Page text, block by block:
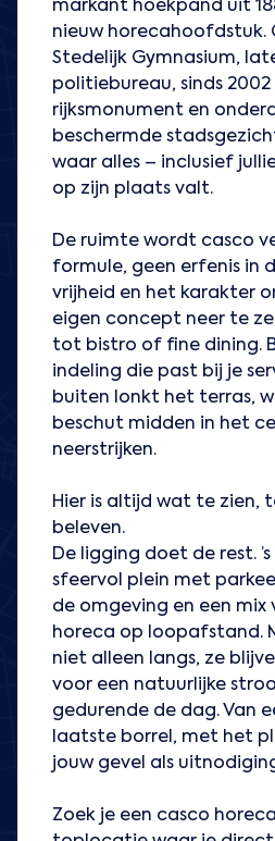
markant hoekpand uit
nieuw horecahoofdstuk.
Stedelijk Gymnasium,
politiebureau, sinds
rijksmonument en
beschermde
waar alles – inclusief
op zijn plaats valt.
De ruimte wordt casco
formule, geen erfenis in
vrijheid en het karakter
eigen concept neer te
tot bistro of fine dining.
indeling die past bij je
buiten lonkt het terras,
beschut midden in het
neerstrijken.
Hier is altijd wat te zien,
beleven.
De ligging doet de rest.
sfeervol plein met
de omgeving en een mix
horeca op loopafstand.
niet alleen langs, ze
voor een natuurlijke
gedurende de dag. Van
laatste borrel, met het
jouw gevel als
Zoek je een casco